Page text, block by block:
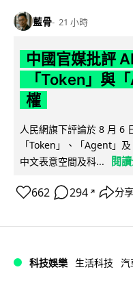
藍骨 21 小時
中國官媒批評
「Token」與
權
人民網旗下評論於 8 月 6
「Token」、「Agent」
中文表意空間及科...
閱
662 294 ↗ 分享
科技娛樂 生活科技 汽